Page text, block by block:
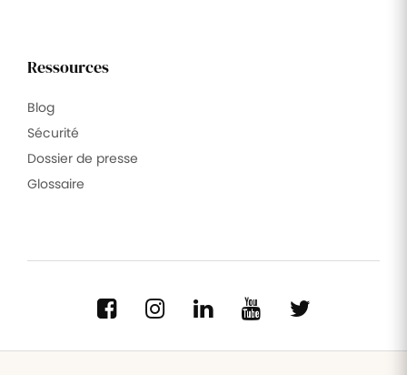
Ressources
Blog
Sécurité
Dossier de presse
Glossaire